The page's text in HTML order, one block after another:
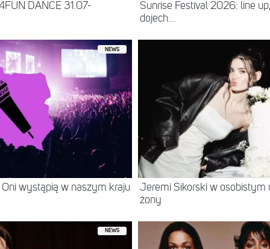
DANCE 31.07-
Sunrise Festival 2026: line
dojech...
NEWS
wystąpią w naszym kraju
Jeremi Sikorski w osobistym
żony
NEWS